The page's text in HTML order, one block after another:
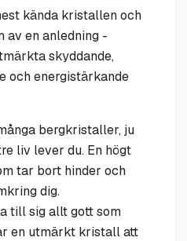
kända kristallen och
av en anledning -
skyddande,
och energistärkande
bergkristaller, ju
liv lever du. En högt
tar bort hinder och
dig.
till sig allt gott som
en utmärkt kristall att